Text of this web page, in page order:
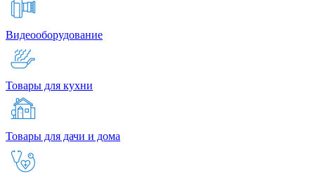
Видеооборудование
Товары для кухни
Товары для дачи и дома